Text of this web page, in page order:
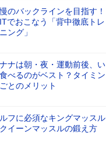
のバックラインを目指す！
でおこなう「背中徹底トレ
ング」
ナは朝・夜・運動前後、い
べるのがベスト？タイミン
とのメリット
フに必須なキングマッスル
イーンマッスルの鍛え方